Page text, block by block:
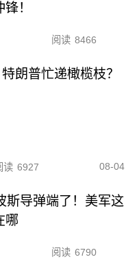
！
阅读 8466
朗普忙递橄榄枝？
读 6927 08-04
斯导弹端了！美军这
哪
阅读 6790